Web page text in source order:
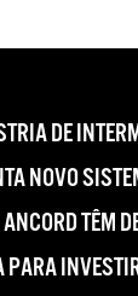
DE
NOVO
TÊM